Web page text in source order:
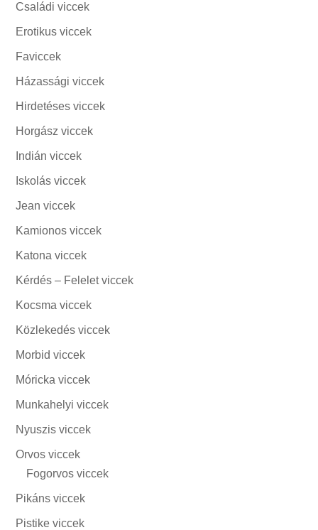
Családi viccek
Erotikus viccek
Faviccek
Házassági viccek
Hirdetéses viccek
Horgász viccek
Indián viccek
Iskolás viccek
Jean viccek
Kamionos viccek
Katona viccek
Kérdés – Felelet viccek
Kocsma viccek
Közlekedés viccek
Morbid viccek
Móricka viccek
Munkahelyi viccek
Nyuszis viccek
Orvos viccek
Fogorvos viccek
Pikáns viccek
Pistike viccek